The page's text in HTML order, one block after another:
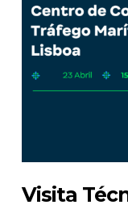
Visita